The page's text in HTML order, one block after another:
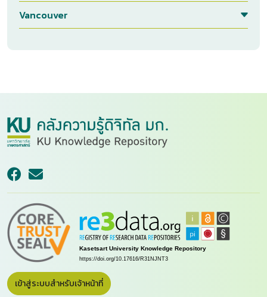
Vancouver
เข้าสู่ระบบสำหรับเจ้าหน้าที่